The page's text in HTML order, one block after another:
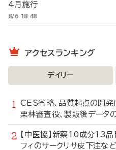
4月施行
8/6 18:48
アクセスランキング
デイリー
CES省略、品質起点の開
栗林審査役、製販後データ
【中医協】新薬10成分
フィのサークリサ皮下注など